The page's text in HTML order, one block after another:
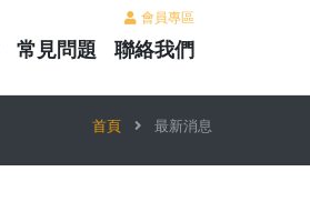
會員專區
常見問題 聯絡我們
首頁 最新消息